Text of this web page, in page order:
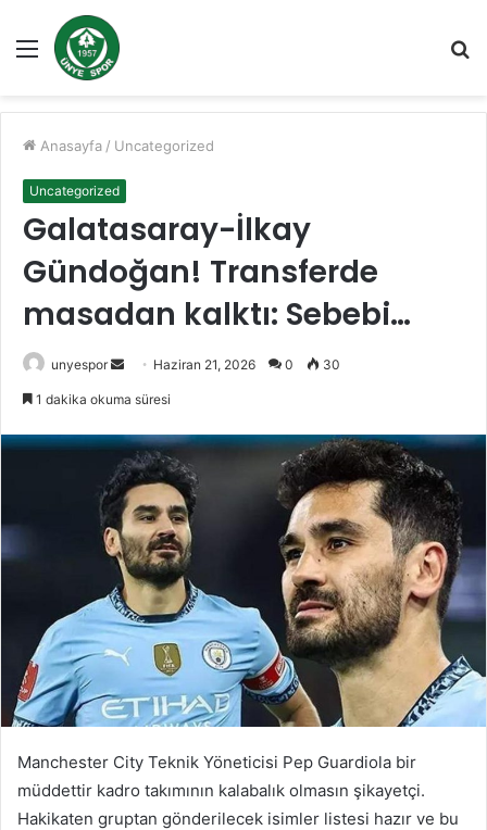
Menü
...
Anasayfa / Uncategorized
Uncategorized
Galatasaray-İlkay
Gündoğan! Transferde
masadan kalktı: Sebebi…
unyespor
Bir
göndermek
Haziran 21, 2026 0 30
1 dakika okuma süresi
Manchester City Teknik Yöneticisi Pep Guardiola bir
müddettir kadro takımının kalabalık olmasın şikayetçi.
Hakikaten gruptan gönderilecek isimler listesi hazır ve bu